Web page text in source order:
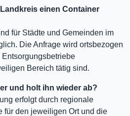
einen Container
für Städte und Gemeinden im
Die Anfrage wird ortsbezogen
Bereich tätig sind.
und holt ihn wieder ab?
erfolgt durch regionale
für den jeweiligen Ort und die